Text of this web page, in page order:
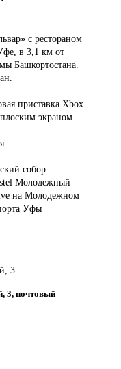
с рестораном
в 3,1 км от
Башкортостана.
приставка Xbox
экраном.
собор
Молодежный
на Молодежном
Уфы
3
3, почтовый